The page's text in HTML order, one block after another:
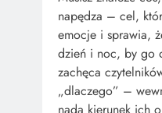
napędza – cel,
emocje i sprawia,
dzień i noc, by go
zachęca
„dlaczego” –
nada kierunek ich